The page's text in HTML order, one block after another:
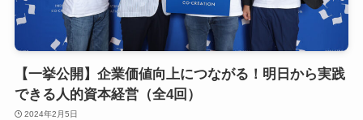
【一挙公開】企業価値向上につながる！明日から実践
できる人的資本経営（全4回）
2024年2月5日